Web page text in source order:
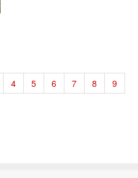
4 5 6 7 8 9